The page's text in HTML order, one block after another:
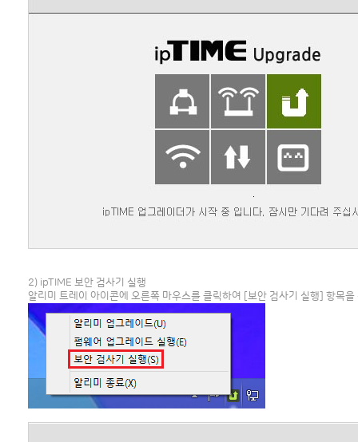
2) ipTIME 보안 검사기 실행
알리미 트레이 아이콘에 오른쪽 마우스를 클릭하여 [보안 검사기 실행] 항목을